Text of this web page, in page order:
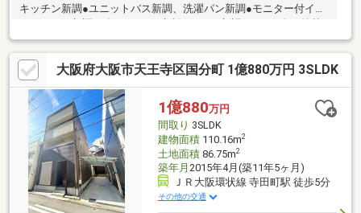
キッチン新調●ユニットバス新調、洗濯パン新調●モニター付イン
え●フロアタイル貼替え●室内一部塗装●畳表貼替、襖貼替、障子
貼替●洗い工事一式お買い物・通勤・通学に便利な住環境で新生
活を始めませんか☆お気軽にお問い合わせください♪Ｊホームパ
ートナーズ株式会社は、知識・経験豊富なスタッフが不動産探し
から新生活を始めるまで、お客様をしっかりトータルサポートい
たします☆ご連絡をお待ちしております（＊＾＿＾＊）
大阪府大阪市天王寺区国分町 1億880万円 3SLDK
1億880万円
間取り 3SLDK
建物面積110.16m2
土地面積86.75m2
築年月 2015年4月(築11年5ヶ月)
ＪＲ大阪環状線 寺田町駅 徒歩5分
その他の交通